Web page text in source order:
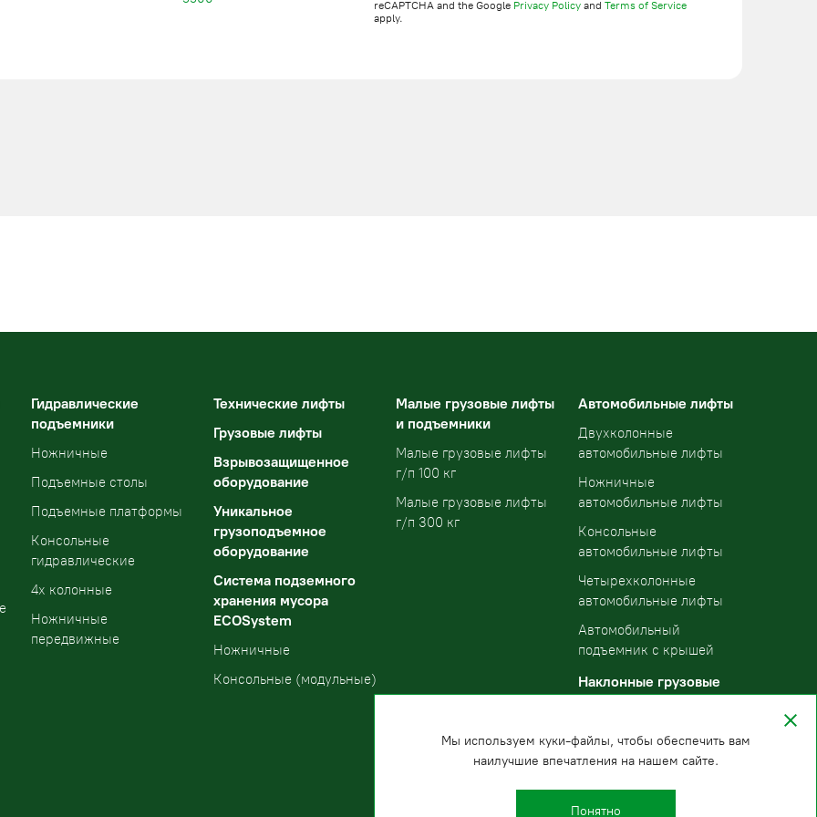
reCAPTCHA and the Google Privacy Policy and Terms of Service
apply.
Гидравлические
подъемники
Ножничные
Подъемные столы
Подъемные платформы
Консольные
гидравлические
4х колонные
Ножничные
передвижные
Технические лифты
Грузовые лифты
Взрывозащищенное
оборудование
Уникальное
грузоподъемное
оборудование
Система подземного
хранения мусора
ECOSystem
Ножничные
Консольные (модульные)
Малые грузовые лифты
и подъемники
Малые грузовые лифты
г/п 100 кг
Малые грузовые лифты
г/п 300 кг
Автомобильные лифты
Двухколонные
автомобильные лифты
Ножничные
автомобильные лифты
Консольные
автомобильные лифты
Четырехколонные
автомобильные лифты
Автомобильный
подъемник с крышей
Наклонные грузовые
Мы используем куки-файлы, чтобы обеспечить вам
наилучшие впечатления на нашем сайте.
Понятно